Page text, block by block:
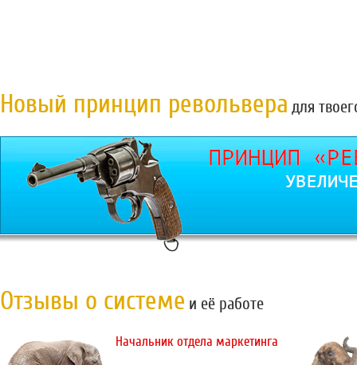
Новый принцип револьвера для
Отзывы о системе и её работе
Начальник отдела маркетинга